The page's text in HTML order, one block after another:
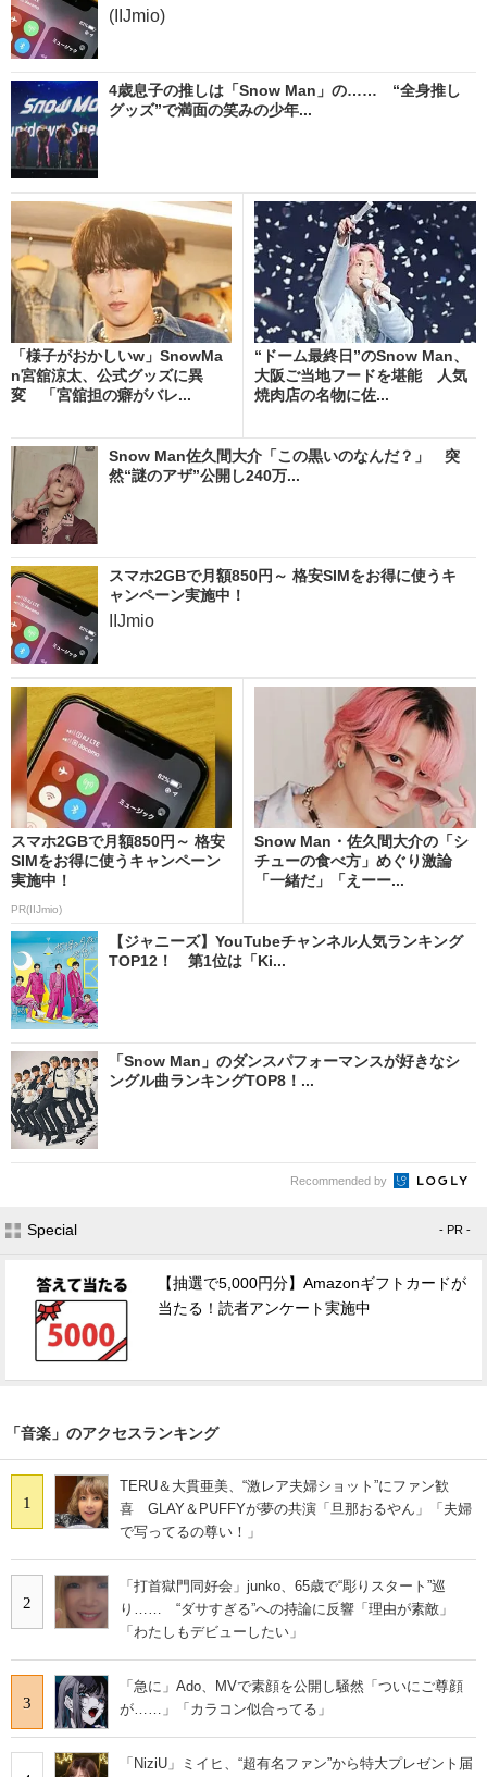
(IIJmio)
4歳息子の推しは「Snow Man」の…… “全身推し
グッズ”で満面の笑みの少年...
「様子がおかしいw」SnowMa
n宮舘涼太、公式グッズに異
変 「宮舘担の癖がバレ...
“ドーム最終日”のSnow Man、
大阪ご当地フードを堪能 人気
焼肉店の名物に佐...
Snow Man佐久間大介「この黒いのなんだ？」 突
然“謎のアザ”公開し240万...
スマホ2GBで月額850円～ 格安SIMをお得に使うキ
ャンペーン実施中！
IIJmio
スマホ2GBで月額850円～ 格安
SIMをお得に使うキャンペーン
実施中！
PR(IIJmio)
Snow Man・佐久間大介の「シ
チューの食べ方」めぐり激論
「一緒だ」「えーー...
【ジャニーズ】YouTubeチャンネル人気ランキング
TOP12！ 第1位は「Ki...
「Snow Man」のダンスパフォーマンスが好きなシ
ングル曲ランキングTOP8！...
Recommended by
Special - PR -
【抽選で5,000円分】Amazonギフトカードが
当たる！読者アンケート実施中
「音楽」のアクセスランキング
1
TERU＆大貫亜美、“激レア夫婦ショット”にファン歓
喜 GLAY＆PUFFYが夢の共演「旦那おるやん」「夫婦
で写ってるの尊い！」
2
「打首獄門同好会」junko、65歳で“彫りスタート”巡
り…… “ダサすぎる”への持論に反響「理由が素敵」
「わたしもデビューしたい」
3
「急に」Ado、MVで素顔を公開し騒然「ついにご尊顔
が……」「カラコン似合ってる」
「NiziU」ミイヒ、“超有名ファン”から特大プレゼント届